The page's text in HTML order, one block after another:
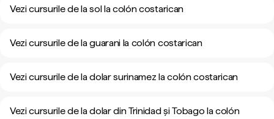
Vezi cursurile de la sol la colón costarican
Vezi cursurile de la guarani la colón costarican
Vezi cursurile de la dolar surinamez la colón costarican
Vezi cursurile de la dolar din Trinidad și Tobago la colón